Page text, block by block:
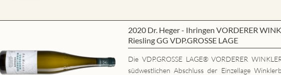
2020 Dr. Heger - Ihringen VORDERER
Riesling GG VDP.GROSSE LAGE
Die VDP.GROSSE LAGE® VORDERER
südwestlichen Abschluss der Einzellage